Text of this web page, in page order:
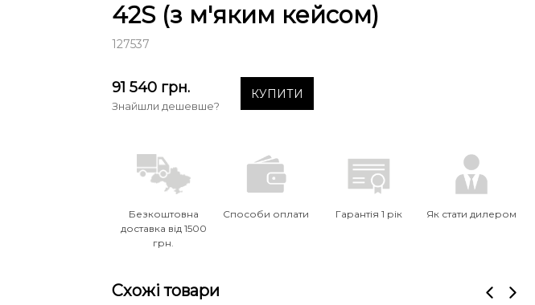
42S (з м'яким кейсом)
127537
91 540 грн.
Знайшли дешевше?
КУПИТИ
Безкоштовна
доставка від 1500
грн.
Способи оплати Гарантія 1 рік Як стати дилером
Схожі товари